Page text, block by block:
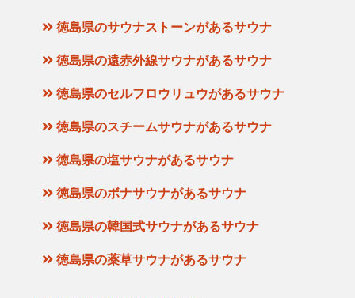
徳島県のサウナストーンがあるサウナ
徳島県の遠赤外線サウナがあるサウナ
徳島県のセルフロウリュウがあるサウナ
徳島県のスチームサウナがあるサウナ
徳島県の塩サウナがあるサウナ
徳島県のボナサウナがあるサウナ
徳島県の韓国式サウナがあるサウナ
徳島県の薬草サウナがあるサウナ